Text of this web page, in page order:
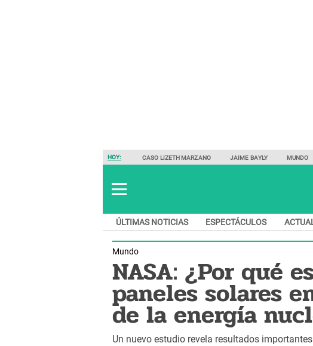
HOY: CASO LIZETH MARZANO JAIME BAYLY MUNDO
ÚLTIMAS NOTICIAS ESPECTÁCULOS
Mundo
NASA: ¿Por qué
paneles solares
de la energía
Un nuevo estudio revela resultados